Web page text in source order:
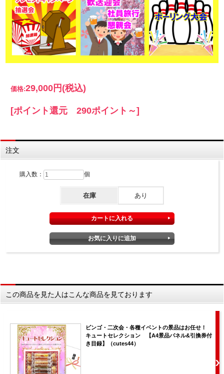
価格:29,000円 (税込)
[ポイント還元 290ポイント～]
注文
購入数： 個
在庫 あり
この商品を見た人はこんな商品を見ております
ビンゴ・二次会・各種イベントの景品はお任せ！
キュートセレクション 【A4景品パネル&引換券付
き目録】（cutes44）